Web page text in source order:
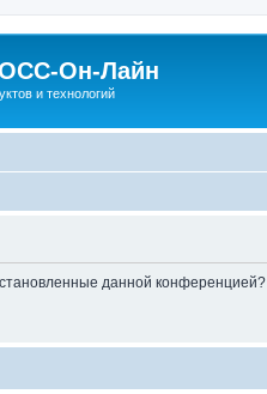
Он-Лайн
и технологий
данной конференцией?